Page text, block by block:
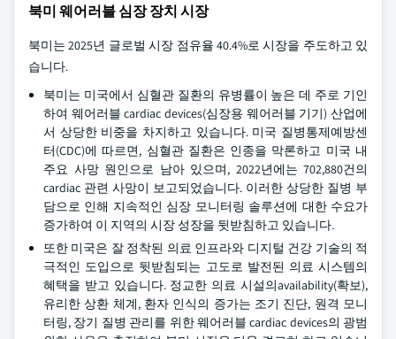
북미 웨어러블 심장 장치 시장
북미는 2025년 글로벌 시장 점유율 40.4%로 시장을 주도하고 있
습니다.
북미는 미국에서 심혈관 질환의 유병률이 높은 데 주로 기인
하여 웨어러블 cardiac devices(심장용 웨어러블 기기) 산업에
서 상당한 비중을 차지하고 있습니다. 미국 질병통제예방센
터(CDC)에 따르면, 심혈관 질환은 인종을 막론하고 미국 내
주요 사망 원인으로 남아 있으며, 2022년에는 702,880건의
cardiac 관련 사망이 보고되었습니다. 이러한 상당한 질병 부
담으로 인해 지속적인 심장 모니터링 솔루션에 대한 수요가
증가하여 이 지역의 시장 성장을 뒷받침하고 있습니다.
또한 미국은 잘 정착된 의료 인프라와 디지털 건강 기술의 적
극적인 도입으로 뒷받침되는 고도로 발전된 의료 시스템의
혜택을 받고 있습니다. 정교한 의료 시설의availability(확보),
유리한 상환 체계, 환자 인식의 증가는 조기 진단, 원격 모니
터링, 장기 질병 관리를 위한 웨어러블 cardiac devices의 광범